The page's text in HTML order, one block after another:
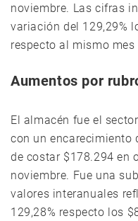
noviembre. Las cifras
variación del 129,29%
respecto al mismo
Aumentos por
El almacén fue el
con un encarecimiento
de costar $178.294 en
noviembre. Fue una
valores interanuales
129,28% respecto los